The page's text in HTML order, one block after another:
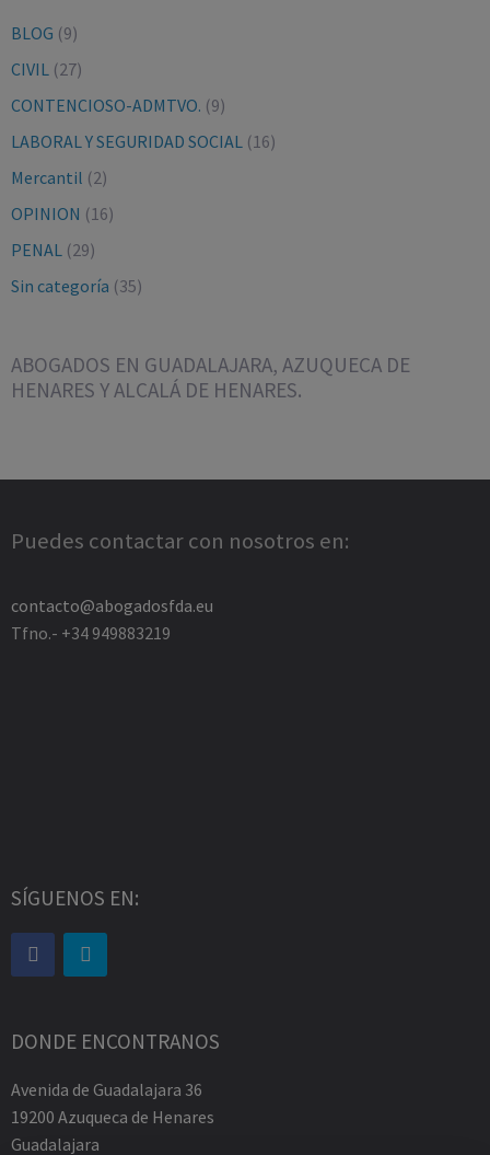
BLOG (9)
CIVIL (27)
CONTENCIOSO-ADMTVO. (9)
LABORAL Y SEGURIDAD SOCIAL (16)
Mercantil (2)
OPINION (16)
PENAL (29)
Sin categoría (35)
ABOGADOS EN GUADALAJARA, AZUQUECA DE
HENARES Y ALCALÁ DE HENARES.
Puedes contactar con nosotros en:
contacto@abogadosfda.eu
Tfno.- +34 949883219
SÍGUENOS EN:
DONDE ENCONTRANOS
Avenida de Guadalajara 36
19200 Azuqueca de Henares
Guadalajara